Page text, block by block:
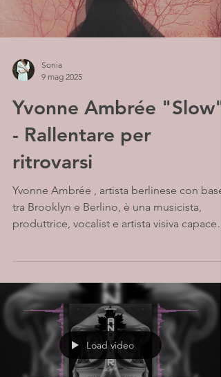
Sonia
9 mag 2025
Yvonne Ambrée "Slow"
- Rallentare per
ritrovarsi
Yvonne Ambrée , artista berlinese con base
tra Brooklyn e Berlino, è una musicista,
produttrice, vocalist e artista visiva capace
Load video